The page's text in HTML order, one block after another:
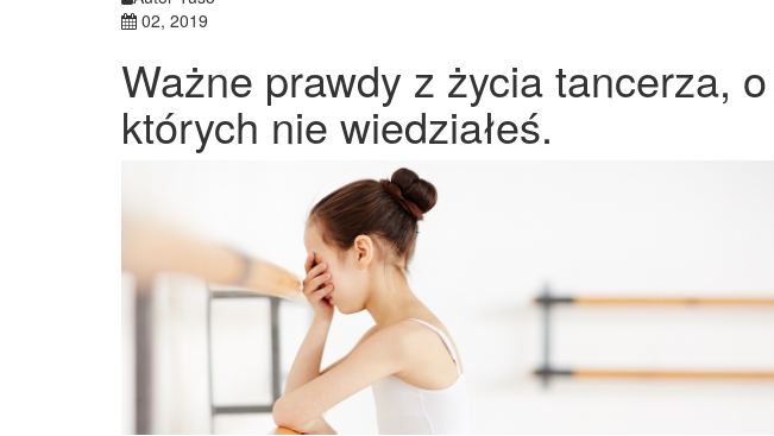
02, 2019
Ważne prawdy z życia tancerza, o
których nie wiedziałeś.